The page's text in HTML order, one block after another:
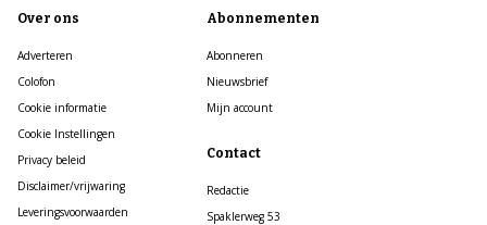
Over ons
Adverteren
Colofon
Cookie informatie
Cookie Instellingen
Privacy beleid
Disclaimer/vrijwaring
Leveringsvoorwaarden
Abonnementen
Abonneren
Nieuwsbrief
Mijn account
Contact
Redactie
Spaklerweg 53